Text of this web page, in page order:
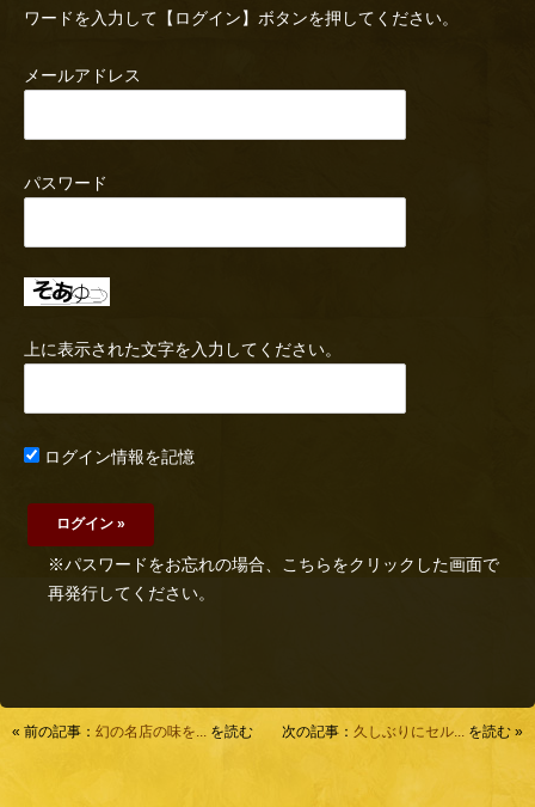
ワードを入力して【ログイン】ボタンを押してください。
メールアドレス
パスワード
上に表示された文字を入力してください。
ログイン情報を記憶
※パスワードをお忘れの場合、こちらをクリックした画面で
再発行してください。
« 前の記事： 幻の名店の味を... を読む 次の記事： 久しぶりにセル... を読む »